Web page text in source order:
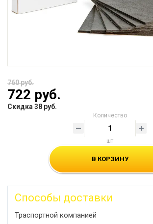
760 руб.
722 руб.
Скидка 38 руб.
Количество
шт
В КОРЗИНУ
Способы доставки
Траспортной компанией